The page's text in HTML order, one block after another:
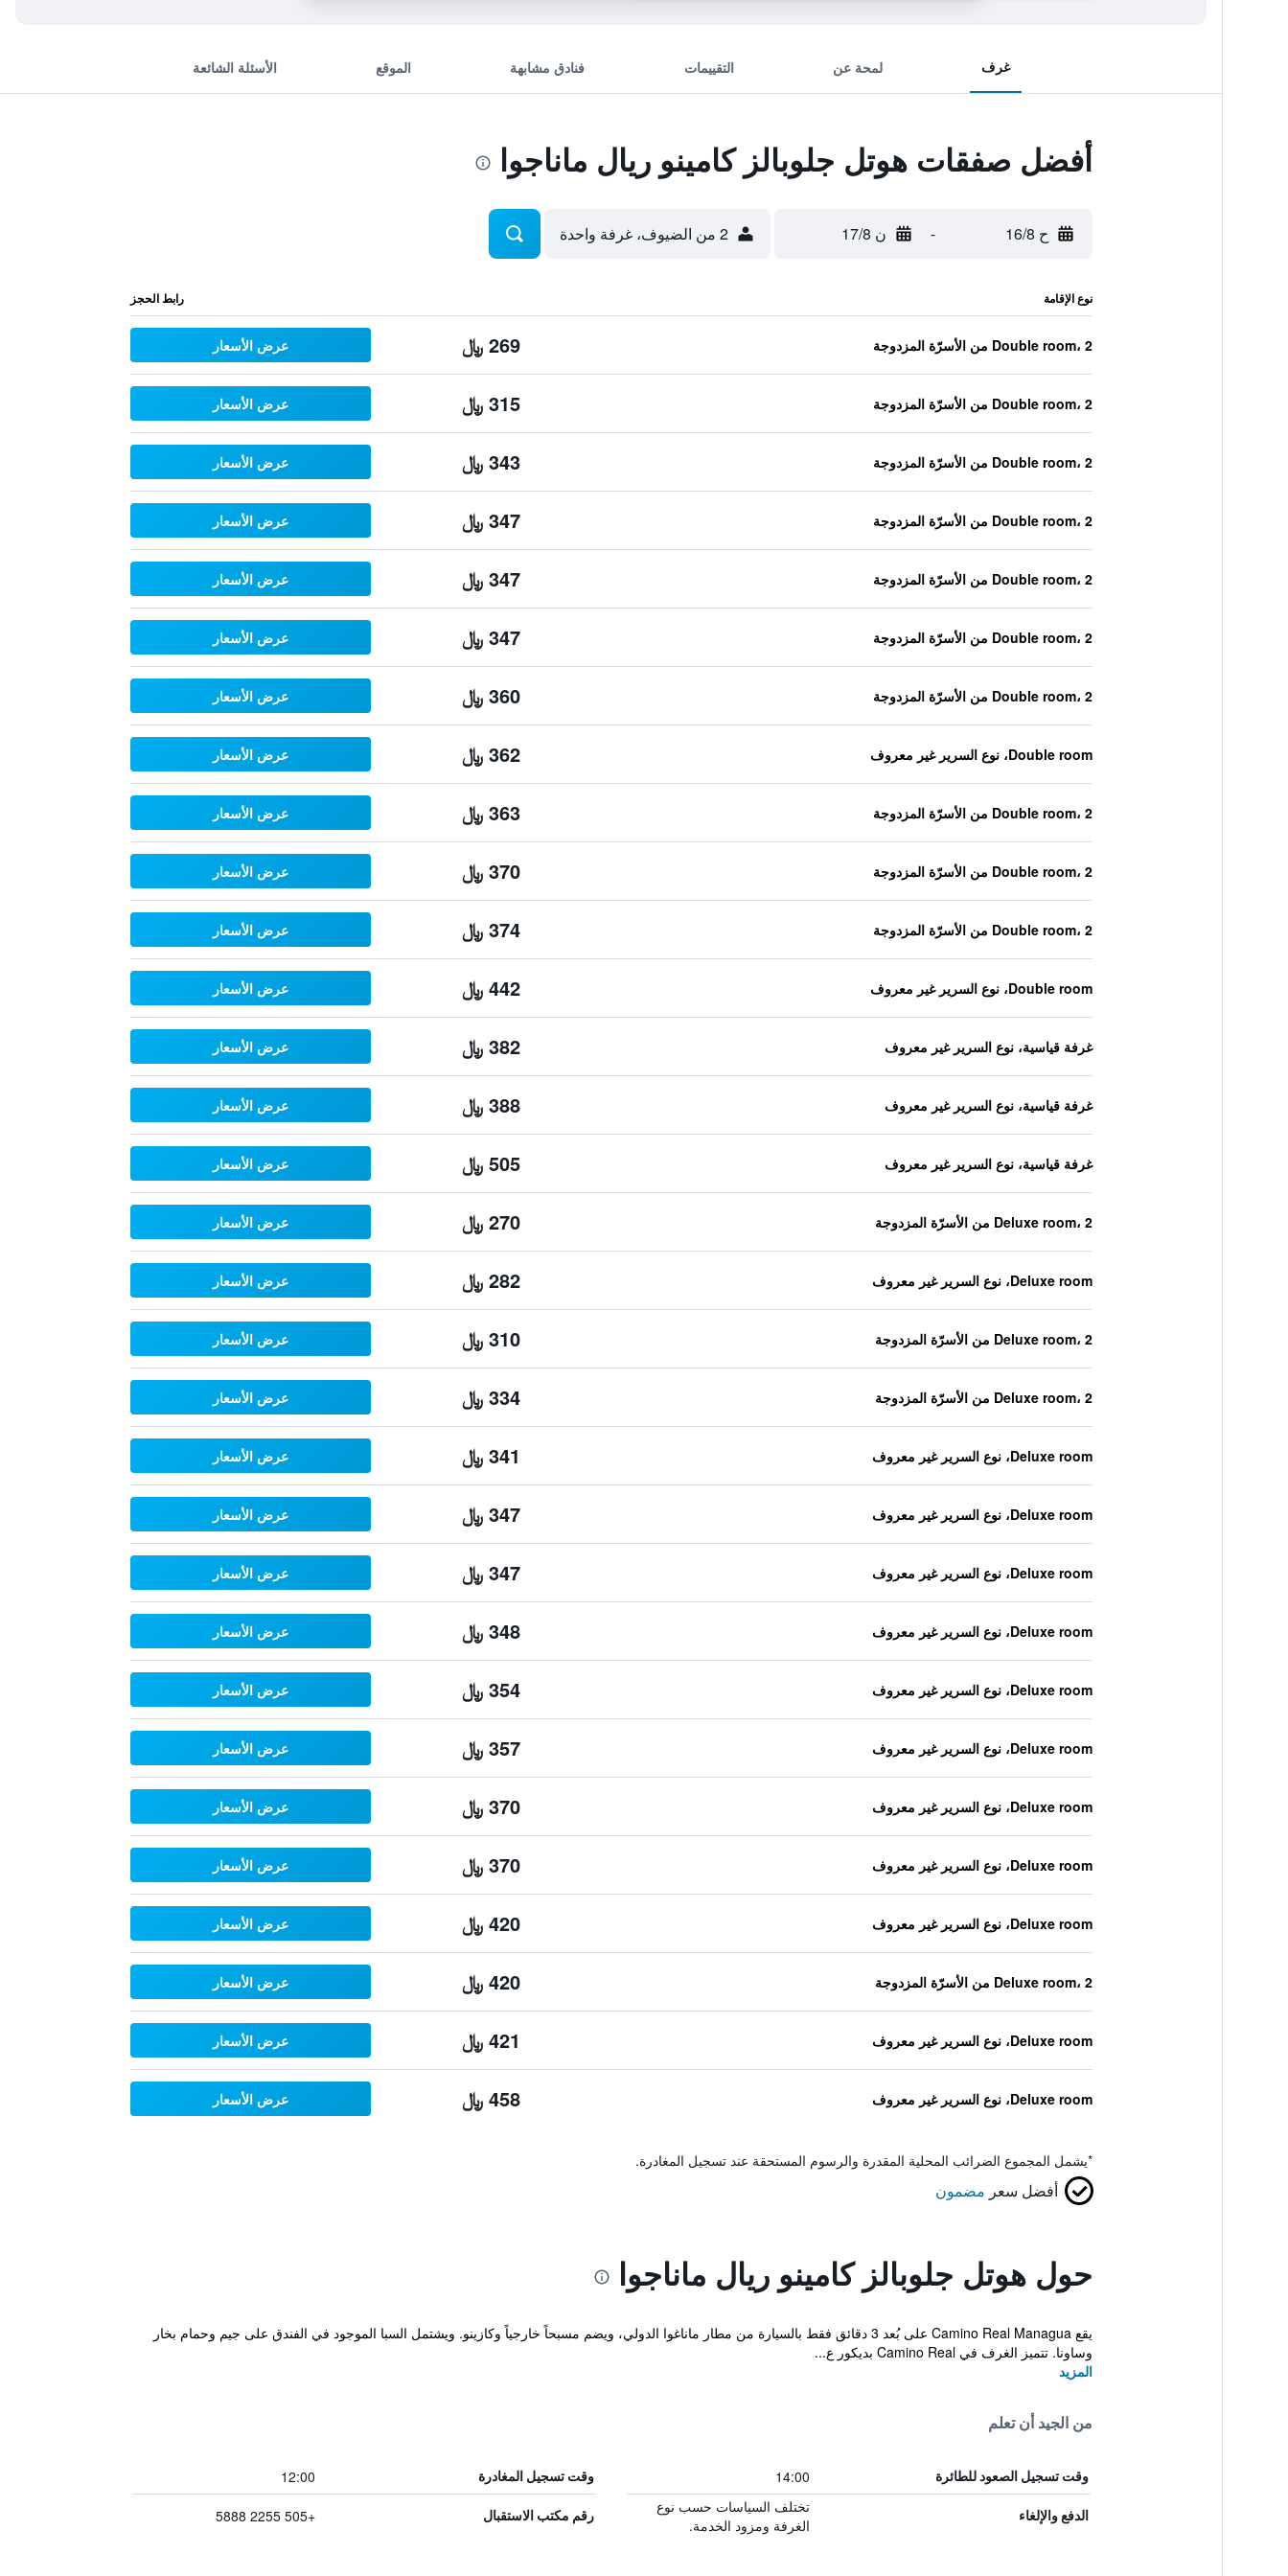
غرف لمحة عن التقييمات فنادق مشابهة الموقع الأسئلة الشائعة
أفضل صفقات هوتل جلوبالز كامينو ريال ماناجوا
ح 16/8 - ن 17/8 2 من الضيوف، غرفة واحدة
نوع الإقامة رابط الحجز
Double room، 2 من الأسرّة المزدوجة 269 ﷼ عرض الأسعار
Double room، 2 من الأسرّة المزدوجة 315 ﷼ عرض الأسعار
Double room، 2 من الأسرّة المزدوجة 343 ﷼ عرض الأسعار
Double room، 2 من الأسرّة المزدوجة 347 ﷼ عرض الأسعار
Double room، 2 من الأسرّة المزدوجة 347 ﷼ عرض الأسعار
Double room، 2 من الأسرّة المزدوجة 347 ﷼ عرض الأسعار
Double room، 2 من الأسرّة المزدوجة 360 ﷼ عرض الأسعار
Double room، نوع السرير غير معروف 362 ﷼ عرض الأسعار
Double room، 2 من الأسرّة المزدوجة 363 ﷼ عرض الأسعار
Double room، 2 من الأسرّة المزدوجة 370 ﷼ عرض الأسعار
Double room، 2 من الأسرّة المزدوجة 374 ﷼ عرض الأسعار
Double room، نوع السرير غير معروف 442 ﷼ عرض الأسعار
غرفة قياسية، نوع السرير غير معروف 382 ﷼ عرض الأسعار
غرفة قياسية، نوع السرير غير معروف 388 ﷼ عرض الأسعار
غرفة قياسية، نوع السرير غير معروف 505 ﷼ عرض الأسعار
Deluxe room، 2 من الأسرّة المزدوجة 270 ﷼ عرض الأسعار
Deluxe room، نوع السرير غير معروف 282 ﷼ عرض الأسعار
Deluxe room، 2 من الأسرّة المزدوجة 310 ﷼ عرض الأسعار
Deluxe room، 2 من الأسرّة المزدوجة 334 ﷼ عرض الأسعار
Deluxe room، نوع السرير غير معروف 341 ﷼ عرض الأسعار
Deluxe room، نوع السرير غير معروف 347 ﷼ عرض الأسعار
Deluxe room، نوع السرير غير معروف 347 ﷼ عرض الأسعار
Deluxe room، نوع السرير غير معروف 348 ﷼ عرض الأسعار
Deluxe room، نوع السرير غير معروف 354 ﷼ عرض الأسعار
Deluxe room، نوع السرير غير معروف 357 ﷼ عرض الأسعار
Deluxe room، نوع السرير غير معروف 370 ﷼ عرض الأسعار
Deluxe room، نوع السرير غير معروف 370 ﷼ عرض الأسعار
Deluxe room، نوع السرير غير معروف 420 ﷼ عرض الأسعار
Deluxe room، 2 من الأسرّة المزدوجة 420 ﷼ عرض الأسعار
Deluxe room، نوع السرير غير معروف 421 ﷼ عرض الأسعار
Deluxe room، نوع السرير غير معروف 458 ﷼ عرض الأسعار
*يشمل المجموع الضرائب المحلية المقدرة والرسوم المستحقة عند تسجيل المغادرة.
أفضل سعر مضمون
حول هوتل جلوبالز كامينو ريال ماناجوا
يقع Camino Real Managua على بُعد 3 دقائق فقط بالسيارة من مطار ماناغوا الدولي، ويضم مسبحاً خارجياً وكازينو. ويشتمل السبا الموجود في الفندق على جيم وحمام بخار
وساونا. تتميز الغرف في Camino Real بديكور ع...
المزيد
من الجيد أن تعلم
وقت تسجيل الصعود للطائرة 14:00 وقت تسجيل المغادرة 12:00
الدفع والإلغاء
تختلف السياسات حسب نوع
الغرفة ومزود الخدمة.
رقم مكتب الاستقبال +505 2255 5888